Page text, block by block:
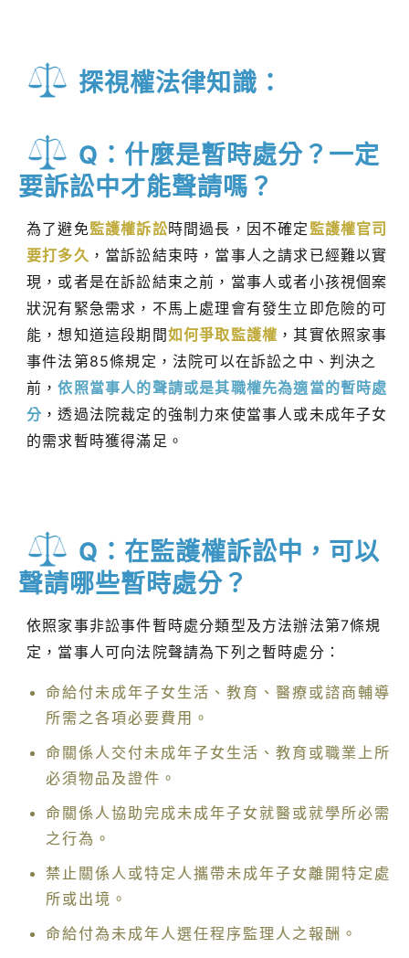
探視權法律知識：
Q：什麼是暫時處分？一定
要訴訟中才能聲請嗎？
為了避免監護權訴訟時間過長，因不確定監護權官司
要打多久 ，當訴訟結束時，當事人之請求已經難以實
現，或者是在訴訟結束之前，當事人或者小孩視個案
狀況有緊急需求，不馬上處理會有發生立即危險的可
能，想知道這段期間如何爭取監護權 ，其實依照家事
事件法第85條規定，法院可以在訴訟之中、判決之
前，依照當事人的聲請或是其職權先為適當的暫時處
分 ，透過法院裁定的強制力來使當事人或未成年子女
的需求暫時獲得滿足。
Q：在監護權訴訟中，可以
聲請哪些暫時處分？
依照家事非訟事件暫時處分類型及方法辦法第7條規
定，當事人可向法院聲請為下列之暫時處分：
命給付未成年子女生活、教育、醫療或諮商輔導
所需之各項必要費用。
命關係人交付未成年子女生活、教育或職業上所
必須物品及證件。
命關係人協助完成未成年子女就醫或就學所必需
之行為。
禁止關係人或特定人攜帶未成年子女離開特定處
所或出境。
命給付為未成年人選任程序監理人之報酬。